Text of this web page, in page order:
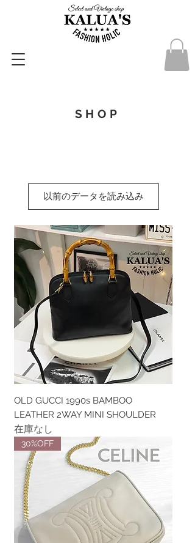
SHOP
以前のデータを読み込み
OLD GUCCI 1990s BAMBOO
LEATHER 2WAY MINI SHOULDER
在庫なし
30%OFF